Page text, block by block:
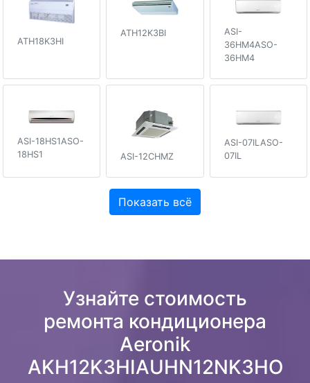
ATH18K3HI
ATH12K3BI
ASI-
36HM4ASO-
36HM4
ASI-18HS1ASO-
18HS1
ASI-12CHMZ
ASI-07ILASO-
07IL
Показать всё
Узнайте стоимость
ремонта кондиционера
Aeronik
AKH12K3HIAUHN12NK3HO